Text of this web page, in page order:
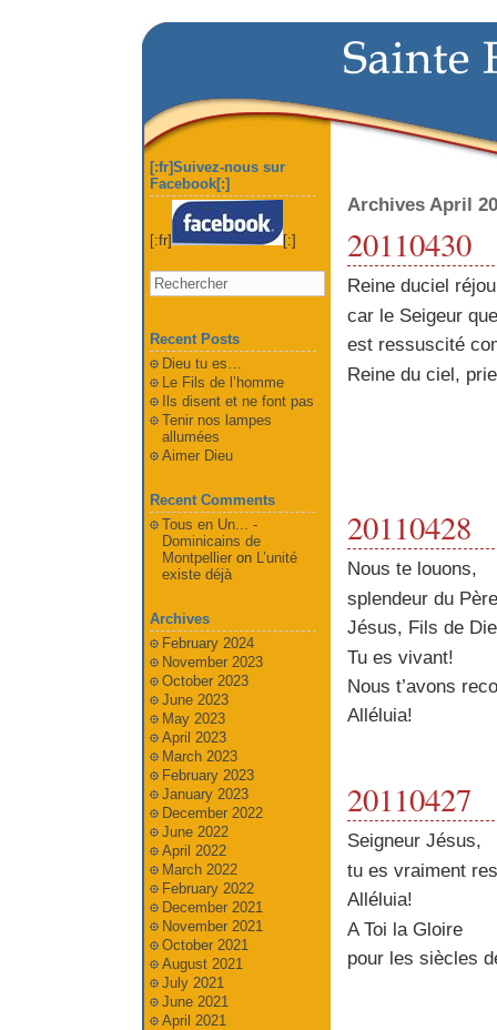
Archives April
20110430
Reine duciel
car le Seigeur
est ressuscité
Reine du ciel,
20110428
Nous te louons,
splendeur du
Jésus, Fils de
Tu es vivant!
Nous t’avons
Alléluia!
20110427
Seigneur Jésus,
tu es vraiment
Alléluia!
A Toi la Gloire
pour les siècles
[:fr]Suivez-nous sur
Facebook[:]
[:fr] [:]
Recent Posts
Dieu tu es…
Le Fils de l’homme
Ils disent et ne font pas
Tenir nos lampes
allumées
Aimer Dieu
Recent Comments
Tous en Un... -
Dominicains de
Montpellieron L’unité
existe déjà
Archives
February 2024
November 2023
October 2023
June 2023
May 2023
April 2023
March 2023
February 2023
January 2023
December 2022
June 2022
April 2022
March 2022
February 2022
December 2021
November 2021
October 2021
August 2021
July 2021
June 2021
April 2021